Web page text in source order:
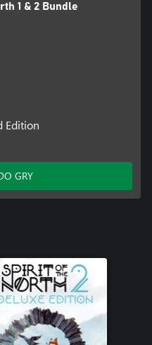
1 & 2 Bundle
Edition
GRY